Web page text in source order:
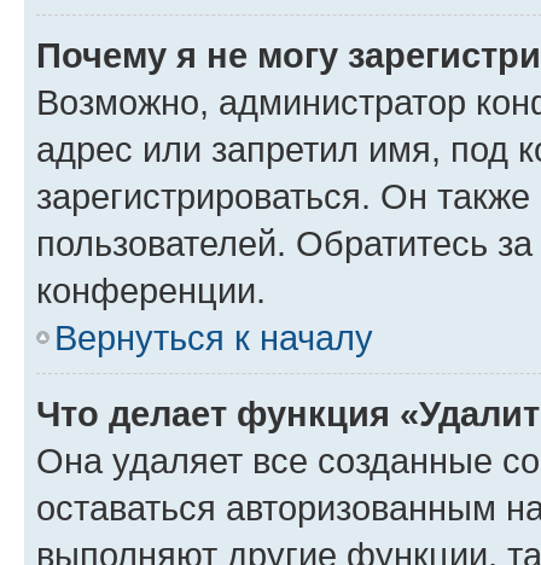
Почему я не могу
Возможно, администратор
адрес или запретил имя, под
зарегистрироваться. Он
пользователей. Обратитесь
конференции.
Вернуться к началу
Что делает функция
Она удаляет все созданные
оставаться авторизованным
выполняют другие функции,